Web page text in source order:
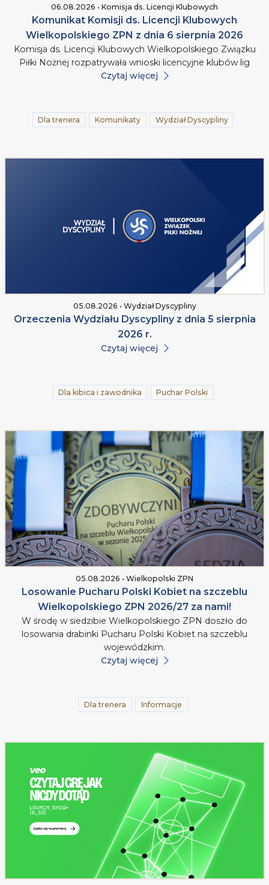
06.08.2026 • Komisja ds. Licencji Klubowych
Komunikat Komisji ds. Licencji Klubowych
Wielkopolskiego ZPN z dnia 6 sierpnia 2026
Komisja ds. Licencji Klubowych Wielkopolskiego Związku
Piłki Nożnej rozpatrywała wnioski licencyjne klubów lig
Czytaj więcej
Dla trenera Komunikaty Wydział Dyscypliny
05.08.2026 • Wydział Dyscypliny
Orzeczenia Wydziału Dyscypliny z dnia 5 sierpnia
2026 r.
Czytaj więcej
Dla kibica i zawodnika Puchar Polski
05.08.2026 • Wielkopolski ZPN
Losowanie Pucharu Polski Kobiet na szczeblu
Wielkopolskiego ZPN 2026/27 za nami!
W środę w siedzibie Wielkopolskiego ZPN doszło do
losowania drabinki Pucharu Polski Kobiet na szczeblu
wojewódzkim.
Czytaj więcej
Dla trenera Informacje